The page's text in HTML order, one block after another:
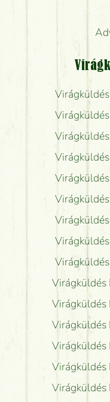
Virágküldés
Virágküldés
Virágküldés
Virágküldés
Virágküldés
Virágküldés